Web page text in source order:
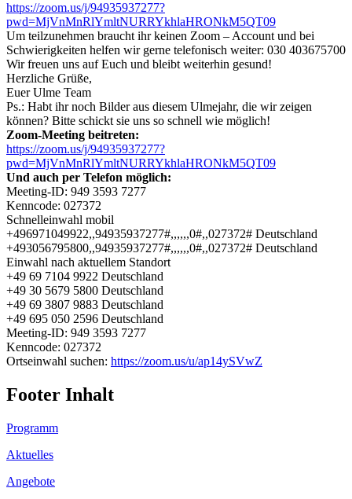
https://zoom.us/j/94935937277?
pwd=MjVnMnRlYmltNURRYkhlaHRONkM5QT09
Um teilzunehmen braucht ihr keinen Zoom – Account und bei
Schwierigkeiten helfen wir gerne telefonisch weiter: 030 403675700
Wir freuen uns auf Euch und bleibt weiterhin gesund!
Herzliche Grüße,
Euer Ulme Team
Ps.: Habt ihr noch Bilder aus diesem Ulmejahr, die wir zeigen
können? Bitte schickt sie uns so schnell wie möglich!
Zoom-Meeting beitreten:
https://zoom.us/j/94935937277?
pwd=MjVnMnRlYmltNURRYkhlaHRONkM5QT09
Und auch per Telefon möglich:
Meeting-ID: 949 3593 7277
Kenncode: 027372
Schnelleinwahl mobil
+496971049922,,94935937277#,,,,,,0#,,027372# Deutschland
+493056795800,,94935937277#,,,,,,0#,,027372# Deutschland
Einwahl nach aktuellem Standort
+49 69 7104 9922 Deutschland
+49 30 5679 5800 Deutschland
+49 69 3807 9883 Deutschland
+49 695 050 2596 Deutschland
Meeting-ID: 949 3593 7277
Kenncode: 027372
Ortseinwahl suchen: https://zoom.us/u/ap14ySVwZ
Footer Inhalt
Programm
Aktuelles
Angebote